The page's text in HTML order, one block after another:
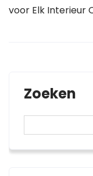
voor Elk Interieur
Zoeken